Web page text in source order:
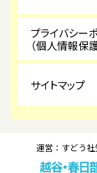
プライバシー
（個人情報保
サイトマップ
運営：すどう